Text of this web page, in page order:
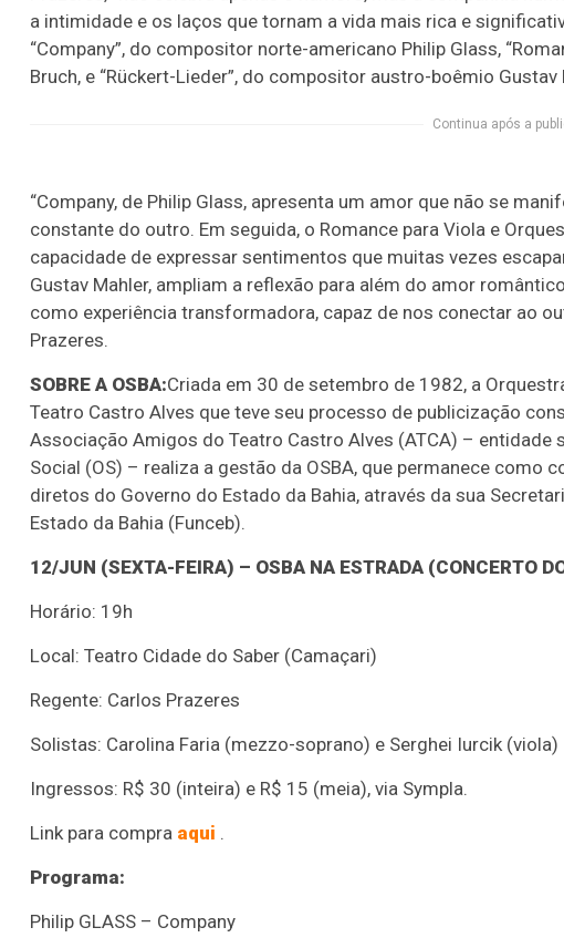
a intimidade e os laços que tornam a vida mais rica e
“Company”, do compositor norte-americano Philip Glass,
Bruch, e “Rückert-Lieder”, do compositor austro-boêmio Gustav
Continua após a
“Company, de Philip Glass, apresenta um amor que não se
constante do outro. Em seguida, o Romance para Viola e
capacidade de expressar sentimentos que muitas vezes
Gustav Mahler, ampliam a reflexão para além do amor
como experiência transformadora, capaz de nos conectar ao
Prazeres.
SOBRE A OSBA:Criada em 30 de setembro de 1982, a
Teatro Castro Alves que teve seu processo de publicização
Associação Amigos do Teatro Castro Alves (ATCA) –
Social (OS) – realiza a gestão da OSBA, que permanece
diretos do Governo do Estado da Bahia, através da sua
Estado da Bahia (Funceb).
12/JUN (SEXTA-FEIRA) – OSBA NA ESTRADA (CONCERTO
Horário: 19h
Local: Teatro Cidade do Saber (Camaçari)
Regente: Carlos Prazeres
Solistas: Carolina Faria (mezzo-soprano) e Serghei Iurcik (viola)
Ingressos: R$ 30 (inteira) e R$ 15 (meia), via Sympla.
Link para compra aqui .
Programa:
Philip GLASS – Company